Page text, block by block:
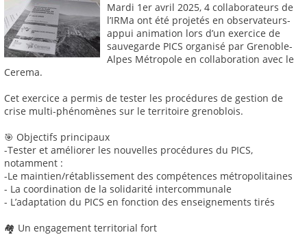
Mardi 1er avril 2025, 4 collaborateurs de
l’IRMa ont été projetés en observateurs-
appui animation lors d’un exercice de
sauvegarde PICS organisé par Grenoble-
Alpes Métropole en collaboration avec le
Cerema.
Cet exercice a permis de tester les procédures de gestion de
crise multi-phénomènes sur le territoire grenoblois.
🎯 Objectifs principaux
-Tester et améliorer les nouvelles procédures du PICS,
notamment :
-Le maintien/rétablissement des compétences métropolitaines
- La coordination de la solidarité intercommunale
- L’adaptation du PICS en fonction des enseignements tirés
🏘 Un engagement territorial fort